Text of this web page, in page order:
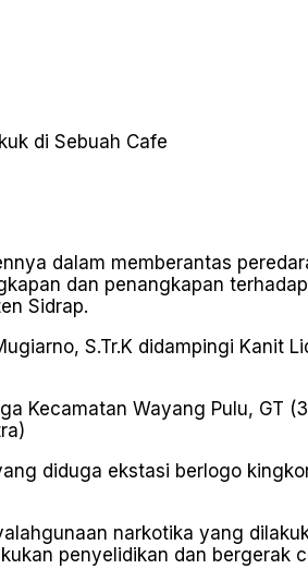
dalam memberantas
dan penangkapan
Sidrap.
S.Tr.K didampingi Kanit
Kecamatan Wayang Pulu, GT
diduga ekstasi berlogo
narkotika yang
penyelidikan dan bergerak